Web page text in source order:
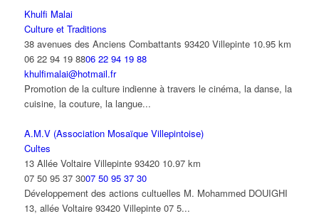
Khulfi Malai
Culture et Traditions
38 avenues des Anciens Combattants 93420 Villepinte 10.95 km
06 22 94 19 8806 22 94 19 88
khulfimalai@hotmail.fr
Promotion de la culture indienne à travers le cinéma, la danse, la
cuisine, la couture, la langue...
A.M.V (Association Mosaïque Villepintoise)
Cultes
13 Allée Voltaire Villepinte 93420 10.97 km
07 50 95 37 3007 50 95 37 30
Développement des actions cultuelles M. Mohammed DOUIGHI
13, allée Voltaire 93420 Villepinte 07 5...